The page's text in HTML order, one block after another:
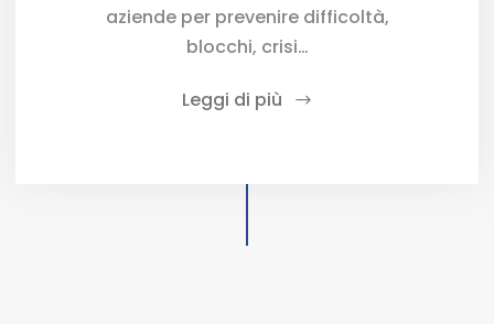
aziende per prevenire difficoltà,
blocchi, crisi…
Leggi di più